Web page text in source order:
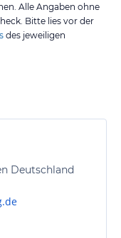
Alle Angaben ohne
Bitte lies vor der
des jeweiligen
Deutschland